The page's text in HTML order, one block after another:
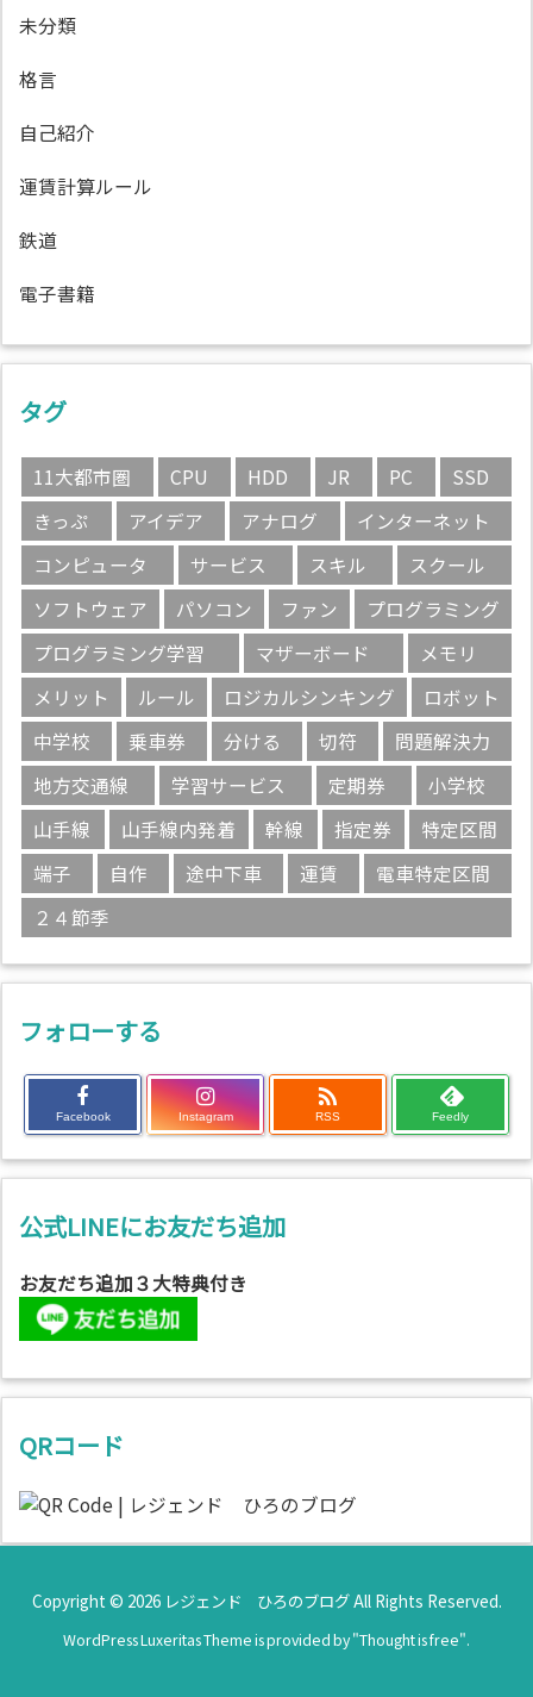
未分類
格言
自己紹介
運賃計算ルール
鉄道
電子書籍
タグ
11大都市圏 CPU HDD JR PC
SSD
きっぷ
アイデア アナログ
インターネット
コンピュータ
サービス スキル
スクール
ソフトウェア
パソコン ファン
プログラミング
プログラミング学習
マザーボード
メモリ
メリット
ルール ロジカルシンキング
ロボット
中学校
乗車券 分ける 切符
問題解決力
地方交通線
学習サービス 定期券
小学校
山手線
山手線内発着 幹線 指定券
特定区間
端子
自作 途中下車 運賃
電車特定区間
２４節季
フォローする
Facebook Instagram

RSS Feedly
公式LINEにお友だち追加
お友だち追加３大特典付き
QRコード
Copyright © 2026 レジェンド ひろのブログAll Rights Reserved.
WordPress Luxeritas Theme is provided by "Thought is free".